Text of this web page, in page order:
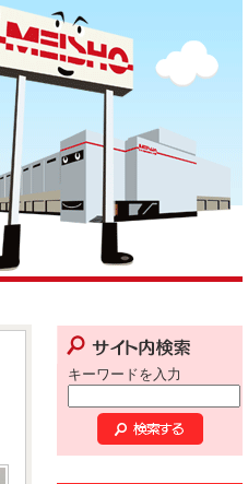
キーワードを入力